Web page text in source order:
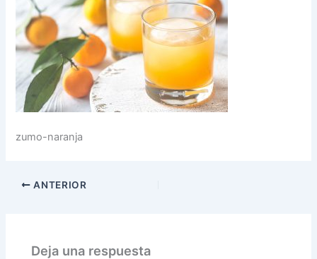
zumo-naranja
ANTERIOR
Deja una respuesta